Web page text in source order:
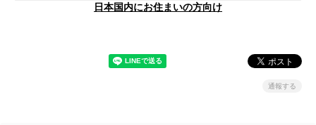
日本国内にお住まいの方向け
通報する